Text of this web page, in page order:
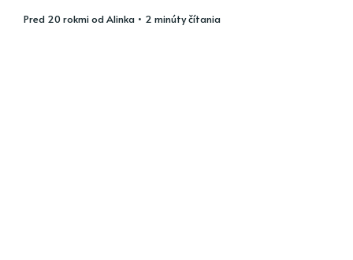
pred 20 rokmiodAlinka • 2 minúty čítania